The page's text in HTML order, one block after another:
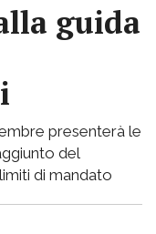
guida
presenterà le
del
di mandato